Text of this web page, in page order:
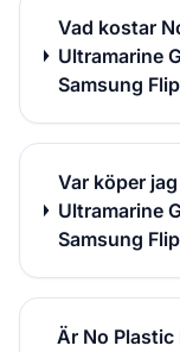
Vad kostar
Ultramarine
Samsung
Var köper
Ultramarine
Samsung
Är No Plastic